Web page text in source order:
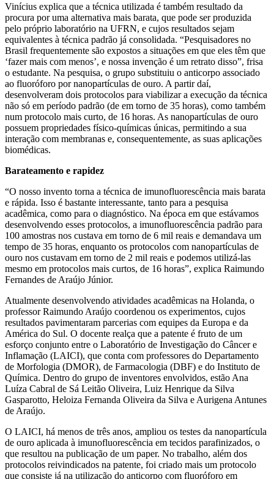
Vinícius explica que a técnica utilizada é também resultado da
procura por uma alternativa mais barata, que pode ser produzida
pelo próprio laboratório na UFRN, e cujos resultados sejam
equivalentes à técnica padrão já consolidada. “Pesquisadores no
Brasil frequentemente são expostos a situações em que eles têm que
‘fazer mais com menos’, e nossa invenção é um retrato disso”, frisa
o estudante. Na pesquisa, o grupo substituiu o anticorpo associado
ao fluoróforo por nanopartículas de ouro. A partir daí,
desenvolveram dois protocolos para viabilizar a execução da técnica
não só em período padrão (de em torno de 35 horas), como também
num protocolo mais curto, de 16 horas. As nanopartículas de ouro
possuem propriedades físico-químicas únicas, permitindo a sua
interação com membranas e, consequentemente, as suas aplicações
biomédicas.
Barateamento e rapidez
“O nosso invento torna a técnica de imunofluorescência mais barata
e rápida. Isso é bastante interessante, tanto para a pesquisa
acadêmica, como para o diagnóstico. Na época em que estávamos
desenvolvendo esses protocolos, a imunofluorescência padrão para
100 amostras nos custava em torno de 6 mil reais e demandava um
tempo de 35 horas, enquanto os protocolos com nanopartículas de
ouro nos custavam em torno de 2 mil reais e podemos utilizá-las
mesmo em protocolos mais curtos, de 16 horas”, explica Raimundo
Fernandes de Araújo Júnior.
Atualmente desenvolvendo atividades acadêmicas na Holanda, o
professor Raimundo Araújo coordenou os experimentos, cujos
resultados pavimentaram parcerias com equipes da Europa e da
América do Sul. O docente realça que a patente é fruto de um
esforço conjunto entre o Laboratório de Investigação do Câncer e
Inflamação (LAICI), que conta com professores do Departamento
de Morfologia (DMOR), de Farmacologia (DBF) e do Instituto de
Química. Dentro do grupo de inventores envolvidos, estão Ana
Luíza Cabral de Sá Leitão Oliveira, Luiz Henrique da Silva
Gasparotto, Heloiza Fernanda Oliveira da Silva e Aurigena Antunes
de Araújo.
O LAICI, há menos de três anos, ampliou os testes da nanopartícula
de ouro aplicada à imunofluorescência em tecidos parafinizados, o
que resultou na publicação de um paper. No trabalho, além dos
protocolos reivindicados na patente, foi criado mais um protocolo
que consiste já na utilização do anticorpo com fluoróforo em